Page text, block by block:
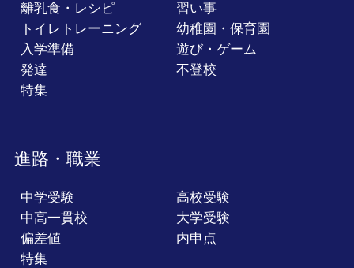
離乳食・レシピ
習い事
トイレトレーニング
幼稚園・保育園
入学準備
遊び・ゲーム
発達
不登校
特集
進路・職業
中学受験
高校受験
中高一貫校
大学受験
偏差値
内申点
特集